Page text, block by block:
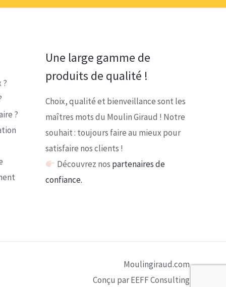
?
?
Une large gamme de
produits de qualité !
Choix, qualité et bienveillance sont les
maîtres mots du Moulin Giraud ! Notre
souhait : toujours faire au mieux pour
satisfaire nos clients !
Découvrez nos partenaires de
confiance.
Moulingiraud.com
Conçu par EEFF Consulting